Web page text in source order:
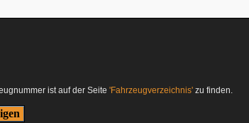
ist auf der Seite 'Fahrzeugverzeichnis' zu finden.